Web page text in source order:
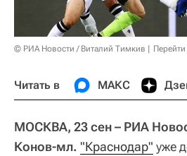
© РИА Новости / Виталий Тимкив
Читать в МАКС
МОСКВА, 23 сен – РИА
Конов-мл. "Краснодар" уже